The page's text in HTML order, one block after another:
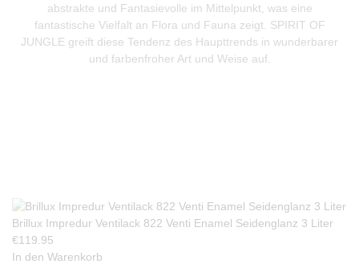
abstrakte und Fantasievolle im Mittelpunkt, was eine
fantastische Vielfalt an Flora und Fauna zeigt. SPIRIT OF
JUNGLE greift diese Tendenz des Haupttrends in wunderbarer
und farbenfroher Art und Weise auf.
Brillux Impredur Ventilack 822 Venti Enamel Seidenglanz 3 Liter
€119.95
In den Warenkorb